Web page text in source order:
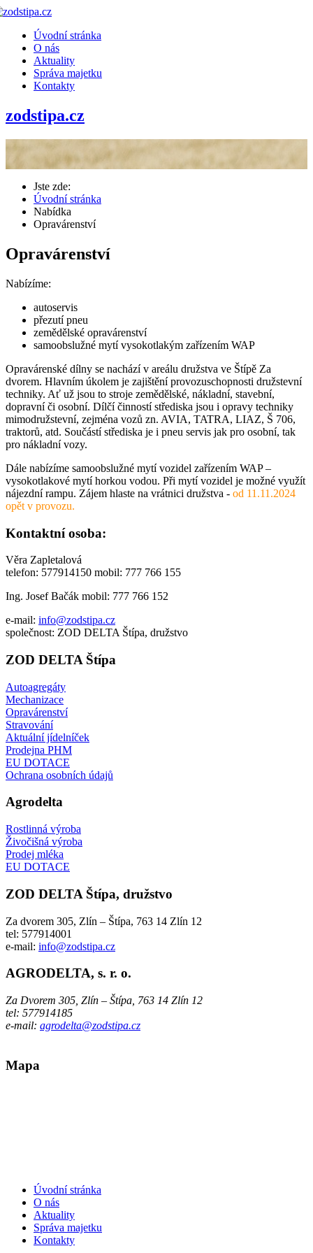
Úvodní stránka
O nás
Aktuality
Správa majetku
Kontakty
zodstipa.cz
Jste zde:
Úvodní stránka
Nabídka
Opravárenství
Opravárenství
Nabízíme:
autoservis
přezutí pneu
zemědělské opravárenství
samoobslužné mytí vysokotlakým zařízením WAP
Opravárenské dílny se nachází v areálu družstva ve Štípě Za
dvorem. Hlavním úkolem je zajištění provozuschopnosti družstevní
techniky. Ať už jsou to stroje zemědělské, nákladní, stavební,
dopravní či osobní. Dílčí činností střediska jsou i opravy techniky
mimodružstevní, zejména vozů zn. AVIA, TATRA, LIAZ, Š 706,
traktorů, atd. Součástí střediska je i pneu servis jak pro osobní, tak
pro nákladní vozy.
Dále nabízíme samoobslužné mytí vozidel zařízením WAP –
vysokotlakové mytí horkou vodou. Při mytí vozidel je možné využít
nájezdní rampu. Zájem hlaste na vrátnici družstva - od 11.11.2024
opět v provozu.
Kontaktní osoba:
Věra Zapletalová
telefon: 577914150 mobil: 777 766 155
Ing. Josef Bačák mobil: 777 766 152
e-mail: info@zodstipa.cz
společnost: ZOD DELTA Štípa, družstvo
ZOD DELTA Štípa
Autoagregáty
Mechanizace
Opravárenství
Stravování
Aktuální jídelníček
Prodejna PHM
EU DOTACE
Ochrana osobních údajů
Agrodelta
Rostlinná výroba
Živočišná výroba
Prodej mléka
EU DOTACE
ZOD DELTA Štípa, družstvo
Za dvorem 305, Zlín – Štípa, 763 14 Zlín 12
tel: 577914001
e-mail: info@zodstipa.cz
AGRODELTA, s. r. o.
Za Dvorem 305, Zlín – Štípa, 763 14 Zlín 12
tel: 577914185
e-mail: agrodelta@zodstipa.cz
Mapa
Úvodní stránka
O nás
Aktuality
Správa majetku
Kontakty